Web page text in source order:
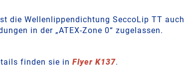
die Wellenlippendichtung SeccoLip TT auch
in der „ATEX-Zone 0“ zugelassen.
finden sie in Flyer K137.